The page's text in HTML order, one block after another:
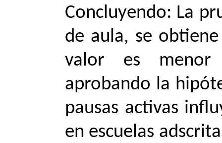
Concluyendo: La
de aula, se
valor es menor
aprobando la
pausas activas
en escuelas